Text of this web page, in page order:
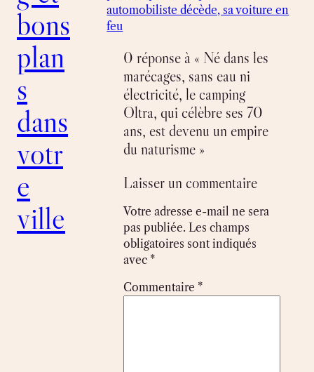
bons
plan
s
dans
votr
e
ville
automobiliste décède, sa voiture en
feu
0 réponse à « Né dans les
marécages, sans eau ni
électricité, le camping
Oltra, qui célèbre ses 70
ans, est devenu un empire
du naturisme »
Laisser un commentaire
Votre adresse e-mail ne sera
pas publiée. Les champs
obligatoires sont indiqués
avec *
Commentaire *